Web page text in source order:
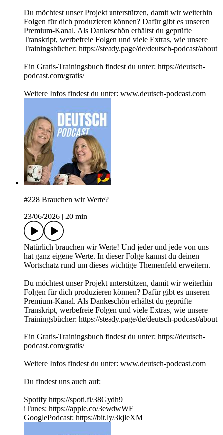
Du möchtest unser Projekt unterstützen, damit wir weiterhin
Folgen für dich produzieren können? Dafür gibt es unseren
Premium-Kanal. Als Dankeschön erhältst du geprüfte
Transkript, werbefreie Folgen und viele Extras, wie unsere
Trainingsbücher: https://steady.page/de/deutsch-podcast/about
Ein Gratis-Trainingsbuch findest du unter: https://deutsch-
podcast.com/gratis/
Weitere Infos findest du unter: www.deutsch-podcast.com
#228 Brauchen wir Werte?
23/06/2026
20 min
Natürlich brauchen wir Werte! Und jeder und jede von uns
hat ganz eigene Werte. In dieser Folge kannst du deinen
Wortschatz rund um dieses wichtige Themenfeld erweitern.
Du möchtest unser Projekt unterstützen, damit wir weiterhin
Folgen für dich produzieren können? Dafür gibt es unseren
Premium-Kanal. Als Dankeschön erhältst du geprüfte
Transkript, werbefreie Folgen und viele Extras, wie unsere
Trainingsbücher: https://steady.page/de/deutsch-podcast/about
Ein Gratis-Trainingsbuch findest du unter: https://deutsch-
podcast.com/gratis/
Weitere Infos findest du unter: www.deutsch-podcast.com
Du findest uns auch auf:
Spotify https://spoti.fi/38Gydh9
iTunes: https://apple.co/3ewdwWF
GooglePodcast: https://bit.ly/3kjleXM